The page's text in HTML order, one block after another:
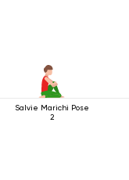
Salvie Marichi Pose
2